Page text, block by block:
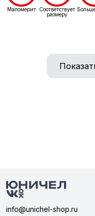
Маломерит
Соответствует
размеру
info@unichel-shop.ru